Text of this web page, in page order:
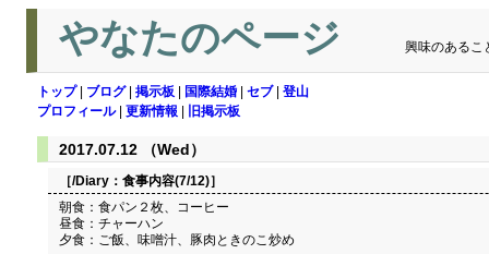
やなたのページ 興味のあるこ
トップ| ブログ| 掲示板 国際結婚 セブ| 登山
プロフィール| 更新情報 旧掲示板
2017.07.12 （Wed）
［/Diary： 食事内容(7/12)］
朝食：食パン２枚、コーヒー
昼食：チャーハン
夕食：ご飯、味噌汁、豚肉ときのこ炒め